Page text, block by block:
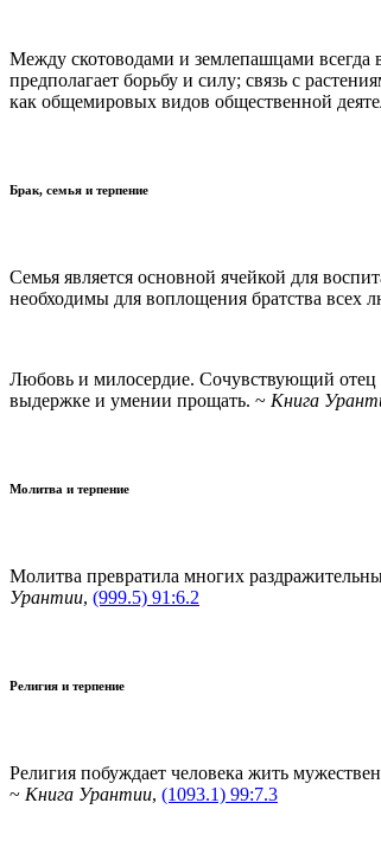
Между скотоводами и землепашцами всегда
предполагает борьбу и силу; связь с
как общемировых видов общественной
Брак, семья и терпение
Семья является основной ячейкой для
необходимы для воплощения братства всех
Любовь и милосердие. Сочувствующий отец
выдержке и умении прощать. ~ Книга
Молитва и терпение
Молитва превратила многих
Урантии, (999.5) 91:6.2
Религия и терпение
Религия побуждает человека жить
~ Книга Урантии, (1093.1) 99:7.3